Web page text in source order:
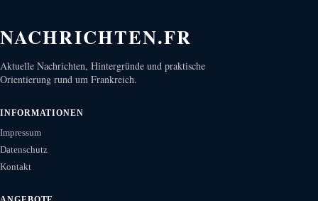
NACHRICHTEN.FR
Aktuelle Nachrichten, Hintergründe und praktische
Orientierung rund um Frankreich.
INFORMATIONEN
Impressum
Datenschutz
Kontakt